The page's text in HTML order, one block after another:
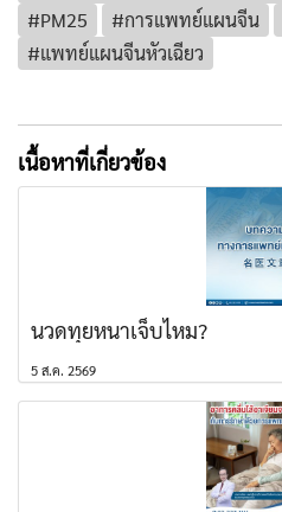
#PM25
#การแพทย์แผนจีน
#แพทย์แผนจีนหัวเฉียว
เนื้อหาที่เกี่ยวข้อง
นวดทุยหนาเจ็บไหม?
5 ส.ค. 2569